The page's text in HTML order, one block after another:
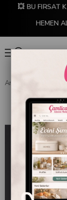
💥 BU FIRSAT
HEMEN
Anasayfa SOFRA